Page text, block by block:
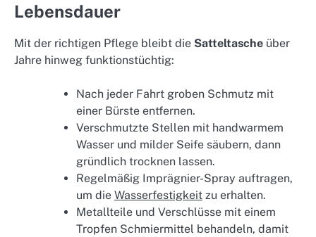
Lebensdauer
Mit der richtigen Pflege bleibt die Satteltasche über
Jahre hinweg funktionstüchtig:
Nach jeder Fahrt groben Schmutz mit
einer Bürste entfernen.
Verschmutzte Stellen mit handwarmem
Wasser und milder Seife säubern, dann
gründlich trocknen lassen.
Regelmäßig Imprägnier-Spray auftragen,
um die Wasserfestigkeit zu erhalten.
Metallteile und Verschlüsse mit einem
Tropfen Schmiermittel behandeln, damit